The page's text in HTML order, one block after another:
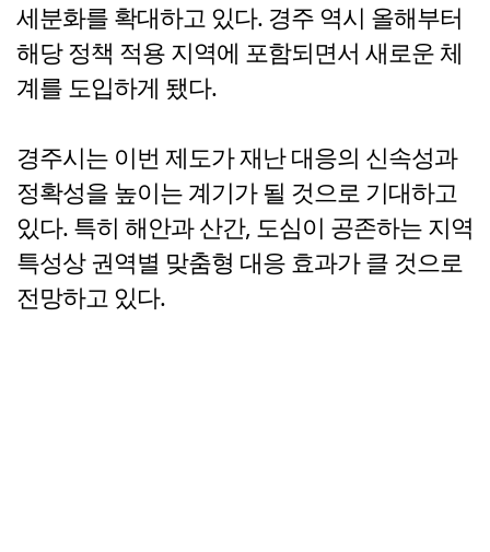
세분화를 확대하고 있다. 경주 역시 올해부터
해당 정책 적용 지역에 포함되면서 새로운 체
계를 도입하게 됐다.
경주시는 이번 제도가 재난 대응의 신속성과
정확성을 높이는 계기가 될 것으로 기대하고
있다. 특히 해안과 산간, 도심이 공존하는 지역
특성상 권역별 맞춤형 대응 효과가 클 것으로
전망하고 있다.